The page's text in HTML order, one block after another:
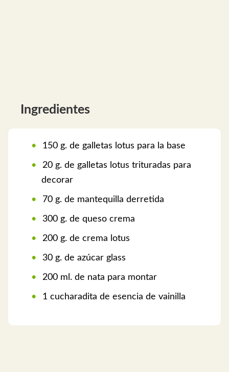
Ingredientes
150 g. de galletas lotus para la base
20 g. de galletas lotus trituradas para
decorar
70 g. de mantequilla derretida
300 g. de queso crema
200 g. de crema lotus
30 g. de azúcar glass
200 ml. de nata para montar
1 cucharadita de esencia de vainilla